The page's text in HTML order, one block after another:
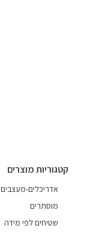
קטגוריות מוצרים
אדריכלים-מעצבים
מוסתרים
שטיחים לפי מידה